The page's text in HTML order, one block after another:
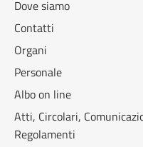
Dove siamo
Contatti
Organi
Personale
Albo on line
Atti, Circolari,
Regolamenti